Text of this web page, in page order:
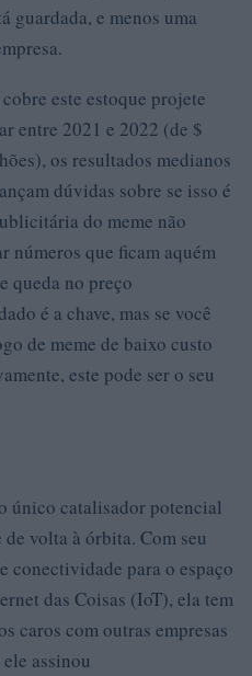
guardada, e menos uma
este estoque projete
entre 2021 e 2022 (de $
os resultados medianos
dúvidas sobre se isso é
do meme não
números que ficam aquém
queda no preço
é a chave, mas se você
de meme de baixo custo
este pode ser o seu
único catalisador potencial
volta à órbita. Com seu
conectividade para o espaço
das Coisas (IoT), ela tem
caros com outras empresas
assinou